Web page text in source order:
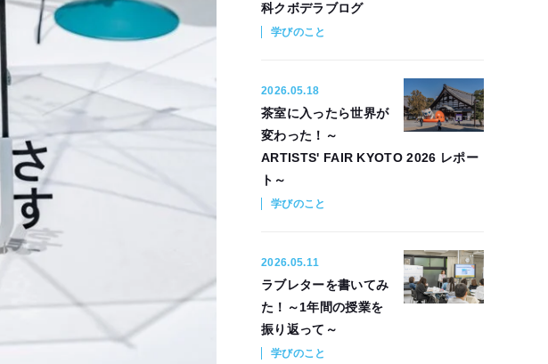
科クボデラブログ
学びのこと
2026.05.18
茶室に入ったら世界が
変わった！～
ARTISTS' FAIR KYOTO 2026 レポー
ト～
学びのこと
2026.05.11
ラブレターを書いてみ
た！～1年間の授業を
振り返って～
学びのこと